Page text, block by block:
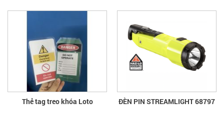
Thẻ tag treo khóa Loto ĐÈN PIN STREAMLIGHT 68797